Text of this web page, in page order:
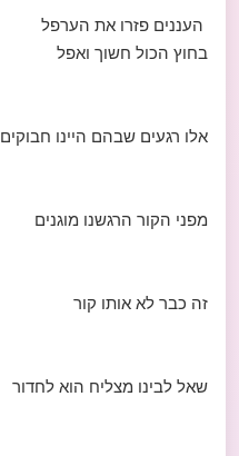
העננים פזרו את הערפל
בחוץ הכול חשוך ואפל
אלו רגעים שבהם היינו חבוקים
מפני הקור הרגשנו מוגנים
זה כבר לא אותו קור
שאל לבינו מצליח הוא לחדור